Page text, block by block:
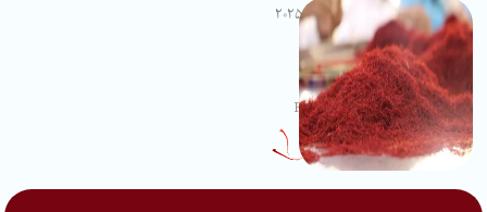
Red Gold دسمبر 1, 2025
سوالات متداول
Uncategorized
Reading Time: 1 minute